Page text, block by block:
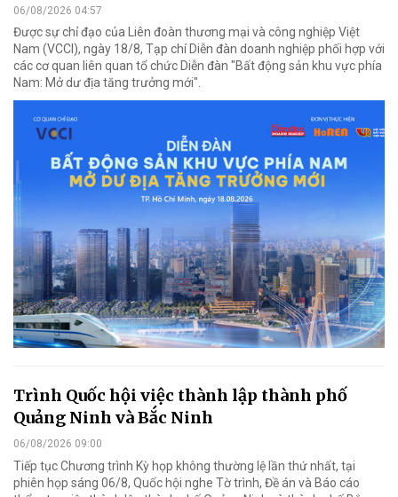
06/08/2026 04:57
Được sự chỉ đạo của Liên đoàn thương mại và công nghiệp Việt
Nam (VCCI), ngày 18/8, Tạp chí Diễn đàn doanh nghiệp phối hợp với
các cơ quan liên quan tổ chức Diễn đàn "Bất động sản khu vực phía
Nam: Mở dư địa tăng trưởng mới".
Trình Quốc hội việc thành lập thành phố
Quảng Ninh và Bắc Ninh
06/08/2026 09:00
Tiếp tục Chương trình Kỳ họp không thường lệ lần thứ nhất, tại
phiên họp sáng 06/8, Quốc hội nghe Tờ trình, Đề án và Báo cáo